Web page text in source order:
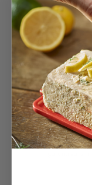
Ce duo coloré Made
- 1 moulin à poivre en
- 1 moulin à sel en
- 1 sachet échantillon
Pour une table avec